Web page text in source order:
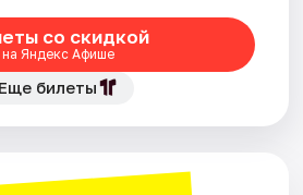
со скидкой
на Яндекс Афише
Еще билеты